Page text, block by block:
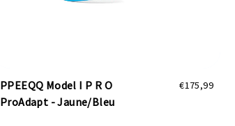
PPEEQQ Model I P R O
ProAdapt - Jaune/Bleu
€175,99